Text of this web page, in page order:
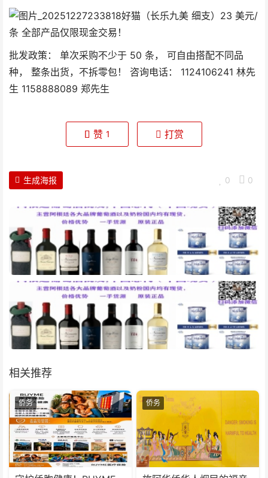
好猫（长乐九美 细支）23 美元/
条 全部产品仅限现金交易！
批发政策： 单次采购不少于 50 条， 可自由搭配不同品
种， 整条出货，不拆零包！ 咨询电话： 1124106241 林先
生 1158888089 郑先生
赞 1 打赏
0 0
生成海报
相关推荐
侨务 侨务